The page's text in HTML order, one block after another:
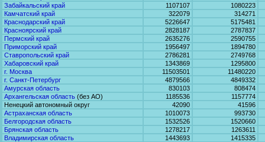
Забайкальский край
1107107
1080223
Камчатский край
322079
314271
Краснодарский край
5226647
5175481
Красноярский край
2828187
2787837
Пермский край
2635276
2590755
Приморский край
1956497
1894780
Ставропольский край
2786281
2749768
Хабаровский край
1343869
1295800
г. Москва
11503501
11480220
г. Санкт-Петербург
4879566
4849332
Амурская область
830103
808474
Архангельская область (без АО) 1185536
1157774
Ненецкий автономный округ
42090
41596
Астраханская область
1010073
993730
Белгородская область
1532526
1520660
Брянская область
1278217
1263611
Владимирская область
1443693
1415335